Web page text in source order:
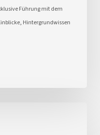
Führung mit dem
Hintergrundwissen